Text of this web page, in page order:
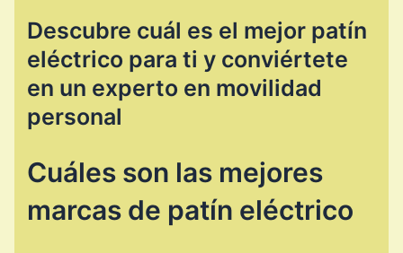
Descubre cuál es el mejor patín
eléctrico para ti y conviértete
en un experto en movilidad
personal
Cuáles son las mejores
marcas de patín eléctrico